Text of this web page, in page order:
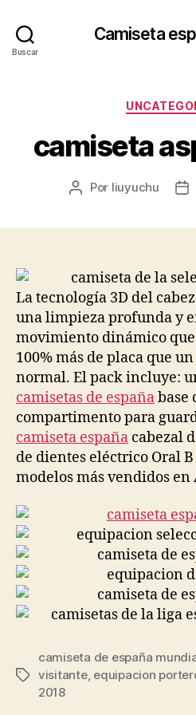
Buscar
Camiseta
camiseta
Autor
Por liuyuchu
La tecnología 3D del
una limpieza profunda y
movimiento dinámico
100% más de placa que
normal. El pack incluye:
camisetas de españabase
compartimento para
camiseta españa cabezal
de dientes eléctrico Oral B
modelos más vendidos en
Etiquetas
camiseta de españa
visitante, equipacion
2018